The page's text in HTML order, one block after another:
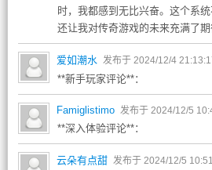
时，我都感到无比兴奋。这个系
还让我对传奇游戏的未来充满了期
爱如潮水 发布于 2024/12/4
**新手玩家评论**：
Famiglistimo 发布于 2024/12/5
**深入体验评论**：
云朵有点甜 发布于 2024/12/5